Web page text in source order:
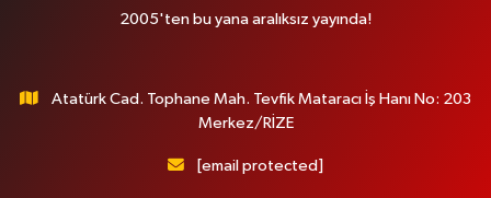
2005'ten bu yana aralıksız yayında!
Atatürk Cad. Tophane Mah. Tevfik Mataracı İş Hanı No: 203
Merkez/RİZE
[email protected]